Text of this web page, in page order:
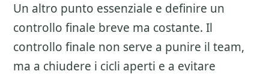
Un altro punto essenziale e definire un
controllo finale breve ma costante. Il
controllo finale non serve a punire il team,
ma a chiudere i cicli aperti e a evitare